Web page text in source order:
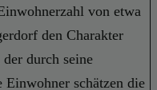
von etwa
den Charakter
durch seine
schätzen die